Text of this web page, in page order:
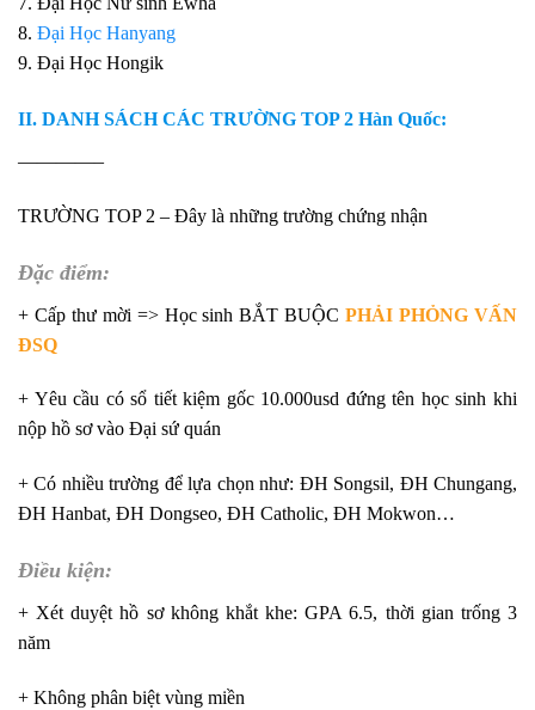
8. Đại Học Hanyang
9. Đại Học Hongik
II. DANH SÁCH CÁC TRƯỜNG TOP 2 Hàn Quốc:
————–
TRƯỜNG TOP 2 – Đây là những trường chứng nhận
Đặc điểm:
+ Cấp thư mời => Học sinh BẮT BUỘCPHẢI PHỎNG VẤN
ĐSQ
+ Yêu cầu có sổ tiết kiệm gốc 10.000usd đứng tên học sinh khi
nộp hồ sơ vào Đại sứ quán
+ Có nhiều trường để lựa chọn như: ĐH Songsil, ĐH Chungang,
ĐH Hanbat, ĐH Dongseo, ĐH Catholic, ĐH Mokwon…
Điều kiện:
+ Xét duyệt hồ sơ không khắt khe: GPA 6.5, thời gian trống 3
năm
+ Không phân biệt vùng miền